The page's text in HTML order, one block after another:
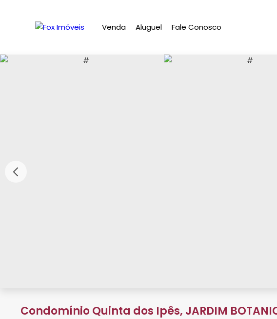
Venda Aluguel Fale Conosco
Condomínio Quinta dos Ipês, JARDIM